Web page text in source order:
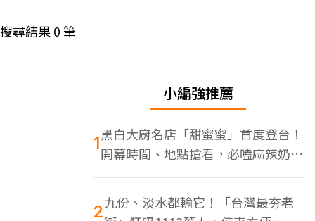
搜尋結果0筆
小編強推薦
1黑白大廚名店「甜蜜蜜」首度登台！
開幕時間、地點搶看，必嗑麻辣奶油
蝦
2九份、淡水都輸它！「台灣最夯老